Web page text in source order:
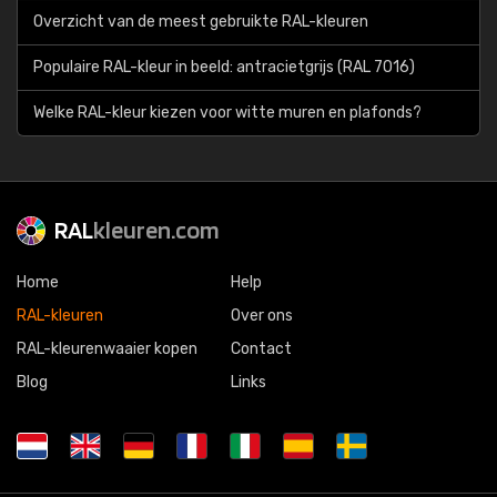
Overzicht van de meest gebruikte RAL-kleuren
Populaire RAL-kleur in beeld: antracietgrijs (RAL 7016)
Welke RAL-kleur kiezen voor witte muren en plafonds?
RALkleuren.com
Home
RAL-kleuren
RAL-kleurenwaaier kopen
Blog
Help
Over ons
Contact
Links